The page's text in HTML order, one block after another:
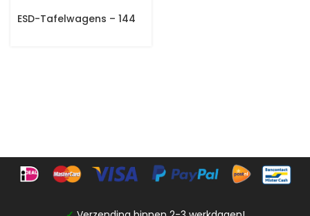
ESD-Tafelwagens – 144